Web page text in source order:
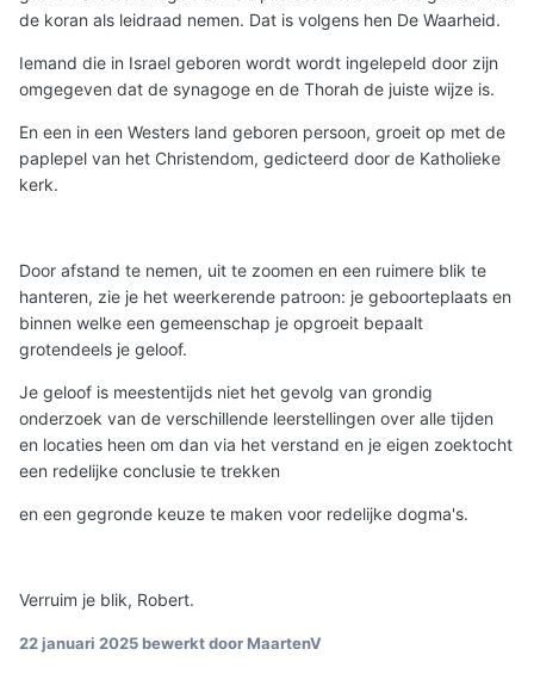
de koran als leidraad nemen. Dat is volgens hen De Waarheid.
Iemand die in Israel geboren wordt wordt ingelepeld door zijn
omgegeven dat de synagoge en de Thorah de juiste wijze is.
En een in een Westers land geboren persoon, groeit op met de
paplepel van het Christendom, gedicteerd door de Katholieke
kerk.
Door afstand te nemen, uit te zoomen en een ruimere blik te
hanteren, zie je het weerkerende patroon: je geboorteplaats en
binnen welke een gemeenschap je opgroeit bepaalt
grotendeels je geloof.
Je geloof is meestentijds niet het gevolg van grondig
onderzoek van de verschillende leerstellingen over alle tijden
en locaties heen om dan via het verstand en je eigen zoektocht
een redelijke conclusie te trekken
en een gegronde keuze te maken voor redelijke dogma's.
Verruim je blik, Robert.
22 januari 2025bewerkt door MaartenV